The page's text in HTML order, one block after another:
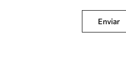
Enviar